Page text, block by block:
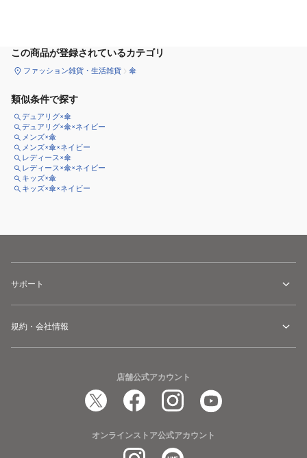
この商品が登録されているカテゴリ
ファッション雑貨・生活雑貨 傘
類似条件で探す
デュアリグ×傘
デュアリグ×傘×ネイビー
メンズ×傘
メンズ×傘×ネイビー
レディース×傘
レディース×傘×ネイビー
キッズ×傘
キッズ×傘×ネイビー
サポート
規約・会社情報
店舗公式アカウント
オンラインストア公式アカウント